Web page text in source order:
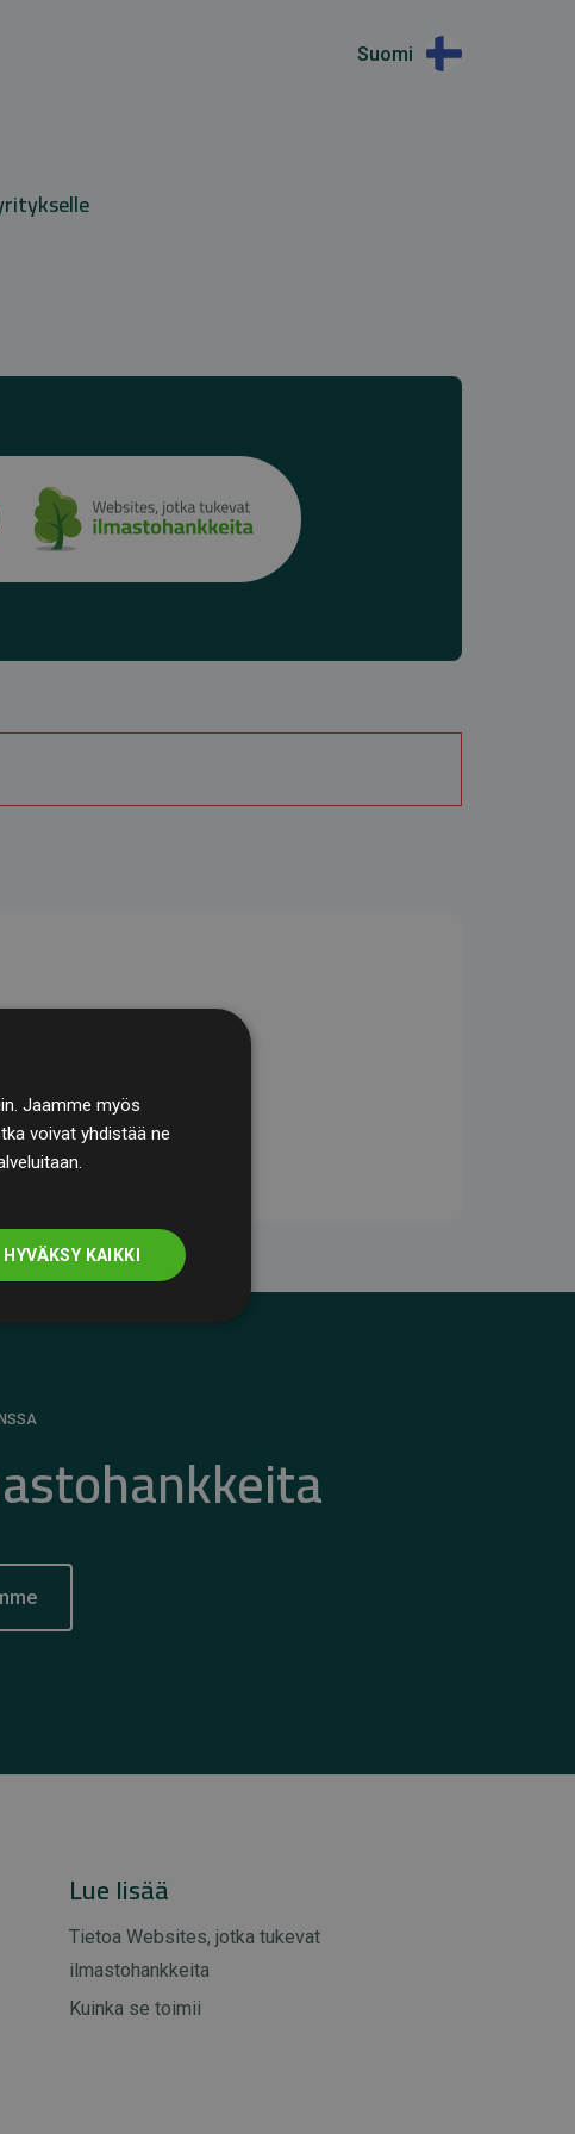
Suomi
Lue lisää
Tietoa Websites, jotka tukevat
ilmastohankkeita
Kuinka se toimii
Jaamme myös
voivat yhdistää ne
HYVÄKSY KAIKKI